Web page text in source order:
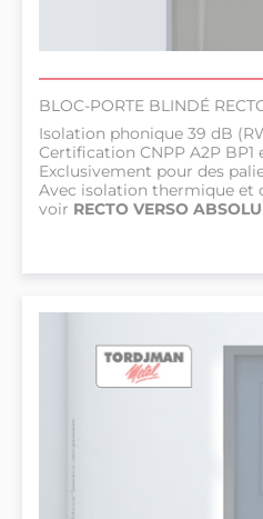
BLOC-PORTE BLINDÉ
Isolation phonique 39 dB
Certification CNPP A2P BP1
Exclusivement pour des
Avec isolation thermique et
voir RECTO VERSO ABSOLU